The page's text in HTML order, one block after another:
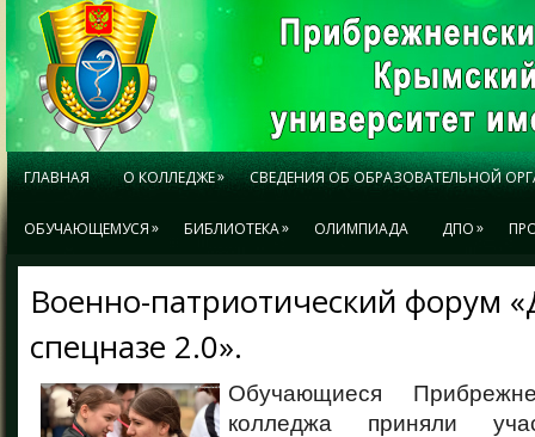
ГЛАВНАЯ О КОЛЛЕДЖЕ» СВЕДЕНИЯ ОБ ОБРАЗОВАТЕЛЬНОЙ
ОБУЧАЮЩЕМУСЯ» БИБЛИОТЕКА» ОЛИМПИАДА ДПО»
Военно-патриотический форум
спецназе 2.0».
Обучающиеся
колледжа приняли